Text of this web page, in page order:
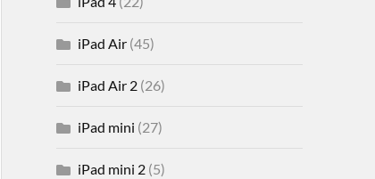
iPad Air(45)
iPad Air 2(26)
iPad mini (27)
iPad mini 2(5)